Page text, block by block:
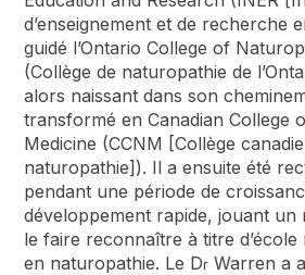
d’enseignement et de recherche
guidé l’Ontario College of
(Collège de naturopathie de
alors naissant dans son
transformé en Canadian College
Medicine (CCNM [Collège
naturopathie]). Il a ensuite été
pendant une période de
développement rapide, jouant un
le faire reconnaître à titre d’école
en naturopathie. Le Dr Warren a